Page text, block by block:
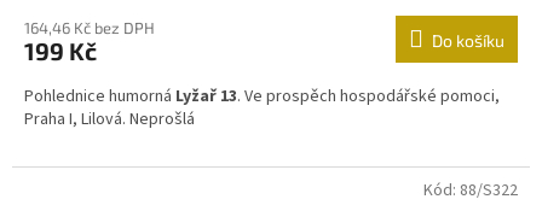
164,46 Kč bez DPH
199 Kč Do košíku
Pohlednice humorná Lyžař 13. Ve prospěch hospodářské pomoci,
Praha I, Lilová. Neprošlá
Kód: 88/S322